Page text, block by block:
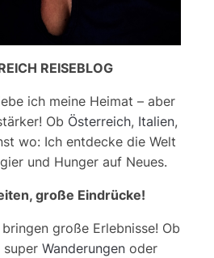
REISEBLOG
ich meine Heimat – aber
Ob Österreich, Italien,
wo: Ich entdecke die Welt
und Hunger auf Neues.
große Eindrücke!
große Erlebnisse! Ob
super Wanderungenoder